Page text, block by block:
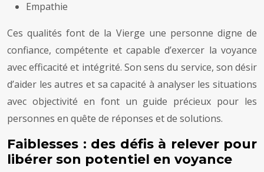
Empathie
Ces qualités font de la Vierge une personne digne de
confiance, compétente et capable d’exercer la voyance
avec efficacité et intégrité. Son sens du service, son désir
d’aider les autres et sa capacité à analyser les situations
avec objectivité en font un guide précieux pour les
personnes en quête de réponses et de solutions.
Faiblesses : des défis à relever pour
libérer son potentiel en voyance